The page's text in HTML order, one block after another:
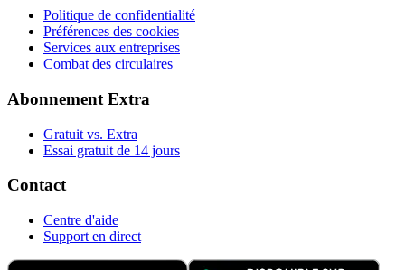
Politique de confidentialité
Préférences des cookies
Services aux entreprises
Combat des circulaires
Abonnement Extra
Gratuit vs. Extra
Essai gratuit de 14 jours
Contact
Centre d'aide
Support en direct